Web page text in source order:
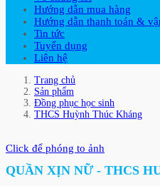
Hướng dẫn mua hàng
Hướng dẫn thanh toán &
Tin tức
Tuyển dụng
Liên hệ
Trang chủ
Sản phẩm
Đồng phục học sinh
THCS Huỳnh Thúc Kháng
Click để phóng to ảnh
QUẦN XỊN NỮ - THCS